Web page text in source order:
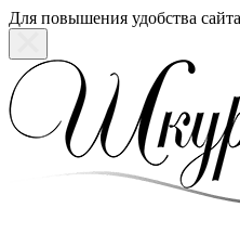
Для повышения удобства